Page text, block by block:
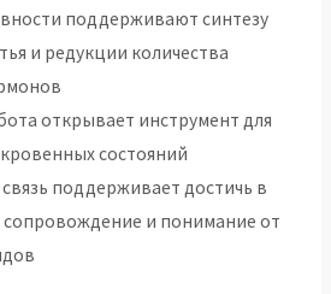
поддерживают синтезу
и редукции количества
открывает инструмент для
состояний
поддерживает достичь в
сопровождение и понимание от